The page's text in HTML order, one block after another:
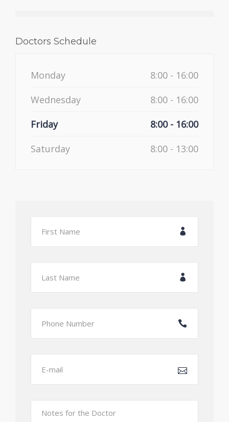
Doctors Schedule
Monday
8:00 - 16:00
Wednesday
8:00 - 16:00
Friday
8:00 - 16:00
Saturday
8:00 - 13:00